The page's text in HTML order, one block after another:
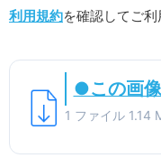
利用規約を確認してご
●この画
1 ファイル 1.14